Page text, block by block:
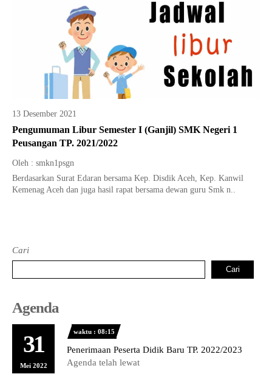
13 Desember 2021
Pengumuman Libur Semester I (Ganjil) SMK Negeri 1
Peusangan TP. 2021/2022
Oleh : smkn1psgn
Berdasarkan Surat Edaran bersama Kep. Disdik Aceh, Kep. Kanwil
Kemenag Aceh dan juga hasil rapat bersama dewan guru Smk n..
Cari
Cari
Agenda
31
Mei 2022
waktu : 08:15
Penerimaan Peserta Didik Baru TP. 2022/2023
Agenda telah lewat